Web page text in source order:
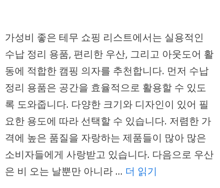
가성비 좋은 테무 쇼핑 리스트에서는 실용적인
수납 정리 용품, 편리한 우산, 그리고 아웃도어 활
동에 적합한 캠핑 의자를 추천합니다. 먼저 수납
정리 용품은 공간을 효율적으로 활용할 수 있도
록 도와줍니다. 다양한 크기와 디자인이 있어 필
요한 용도에 따라 선택할 수 있습니다. 저렴한 가
격에 높은 품질을 자랑하는 제품들이 많아 많은
소비자들에게 사랑받고 있습니다. 다음으로 우산
은 비 오는 날뿐만 아니라 … 더 읽기